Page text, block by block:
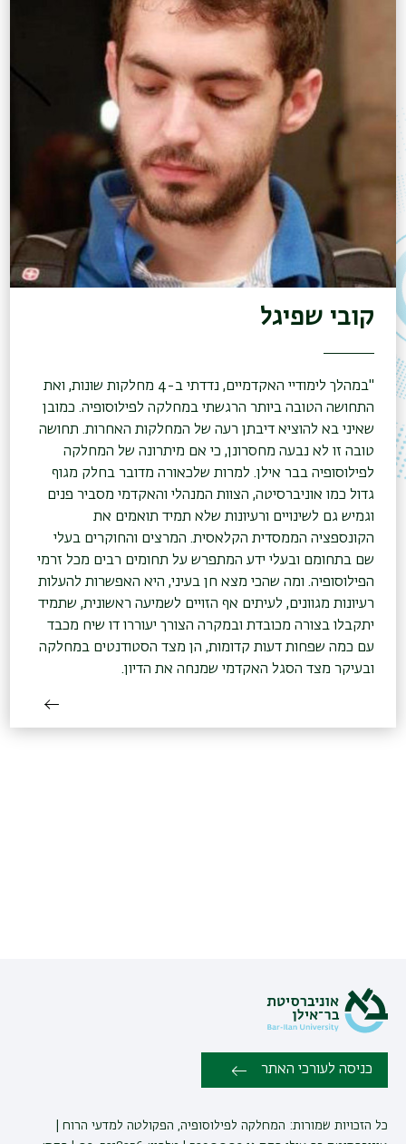
קובי שפיגל
"במהלך לימודיי האקדמיים, נדדתי ב-4 מחלקות שונות, ואת
התחושה הטובה ביותר הרגשתי במחלקה לפילוסופיה. כמובן
שאיני בא להוציא דיבתן רעה של המחלקות האחרות. תחושה
טובה זו לא נבעה מחסרונן, כי אם מיתרונה של המחלקה
לפילוסופיה בבר אילן. למרות שלכאורה מדובר בחלק מגוף
גדול כמו אוניברסיטה, הצוות המנהלי והאקדמי מסביר פנים
וגמיש גם לשינויים ורעיונות שלא תמיד תואמים את
הקונספציה הממסדית הקלאסית. המרצים והחוקרים בעלי
שם בתחומם ובעלי ידע המתפרש על תחומים רבים מכל זרמי
הפילוסופיה. ומה שהכי מצא חן בעיני, היא האפשרות להעלות
רעיונות מגוונים, לעיתים אף הזויים לשמיעה ראשונית, שתמיד
יתקבלו בצורה מכובדת ובמקרה הצורך יעוררו דו שיח מכבד
עם כמה שפחות דעות קדומות, הן מצד הסטודנטים במחלקה
ובעיקר מצד הסגל האקדמי שמנחה את הדיון.
כניסה לעורכי האתר
כל הזכויות שמורות: המחלקה לפילוסופיה, הפקולטה למדעי הרוח |